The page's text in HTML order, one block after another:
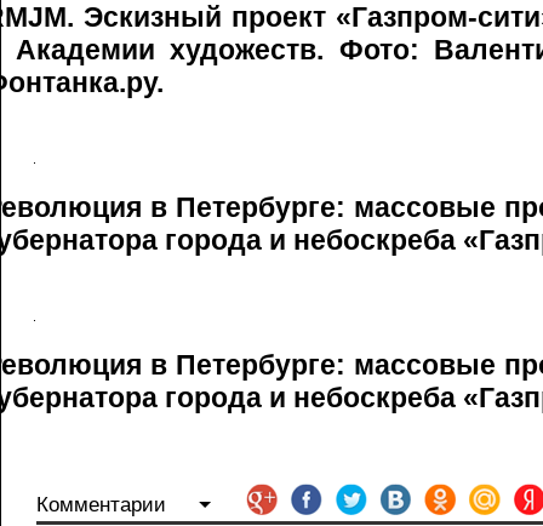
Эскизный проект «Газпром-
Академии художеств. Фото:
в Петербурге: массовые
города и небоскреба
в Петербурге: массовые
города и небоскреба
Комментарии